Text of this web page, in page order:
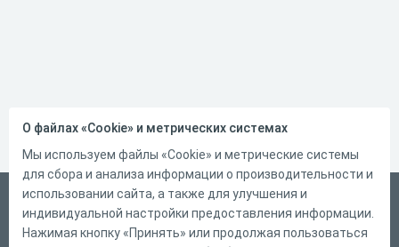
Русский
Справка
О файлах «Cookie» и метрических системах
Мы используем файлы «Cookie» и метрические системы
для сбора и анализа информации о производительности и
использовании сайта, а также для улучшения и
индивидуальной настройки предоставления информации.
Нажимая кнопку «Принять» или продолжая пользоваться